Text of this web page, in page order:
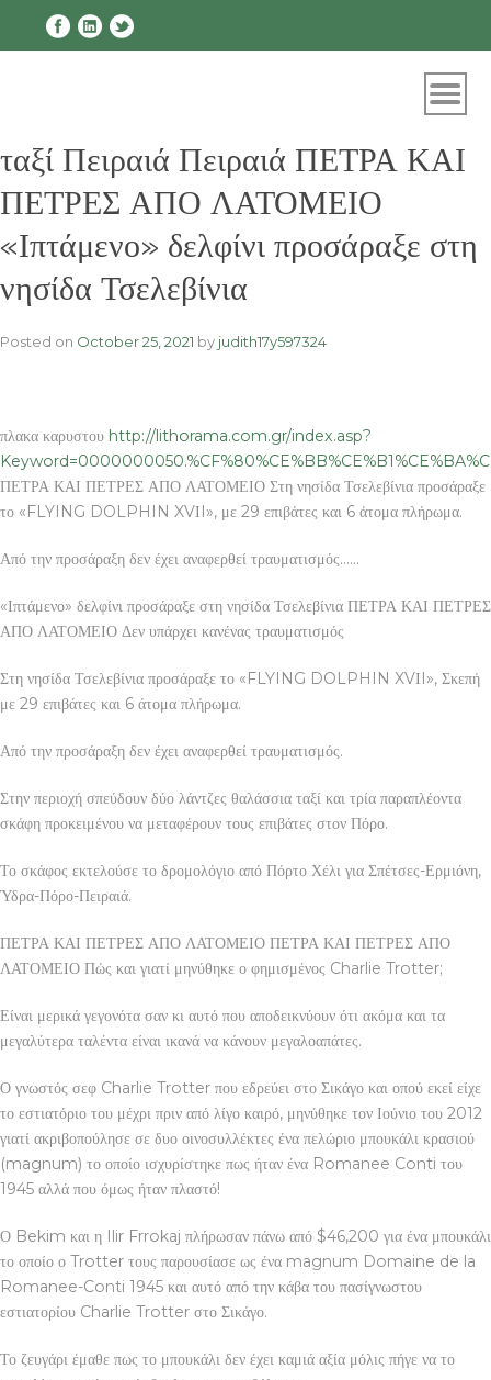
ταξί Πειραιά Πειραιά ΠΕΤΡΑ ΚΑΙ
ΠΕΤΡΕΣ ΑΠΟ ΛΑΤΟΜΕΙΟ
«Ιπτάμενο» δελφίνι προσάραξε στη
νησίδα Τσελεβίνια
Posted on October 25, 2021 by judith17y597324
πλακα καρυστου http://lithorama.com.gr/index.asp?
ΠΕΤΡΑ ΚΑΙ ΠΕΤΡΕΣ ΑΠΟ ΛΑΤΟΜΕΙΟ Στη νησίδα Τσελεβίνια προσάραξε
το «FLYING DOLPHIN XVΙI», με 29 επιβάτες και 6 άτομα πλήρωμα.
Από την προσάραξη δεν έχει αναφερθεί τραυματισμός……
«Ιπτάμενο» δελφίνι προσάραξε στη νησίδα Τσελεβίνια ΠΕΤΡΑ ΚΑΙ ΠΕΤΡΕΣ
ΑΠΟ ΛΑΤΟΜΕΙΟ Δεν υπάρχει κανένας τραυματισμός
Στη νησίδα Τσελεβίνια προσάραξε το «FLYING DOLPHIN XVΙI», Σκεπή
με 29 επιβάτες και 6 άτομα πλήρωμα.
Από την προσάραξη δεν έχει αναφερθεί τραυματισμός.
Στην περιοχή σπεύδουν δύο λάντζες θαλάσσια ταξί και τρία παραπλέοντα
σκάφη προκειμένου να μεταφέρουν τους επιβάτες στον Πόρο.
Το σκάφος εκτελούσε το δρομολόγιο από Πόρτο Χέλι για Σπέτσες-Ερμιόνη,
Ύδρα-Πόρο-Πειραιά.
ΠΕΤΡΑ ΚΑΙ ΠΕΤΡΕΣ ΑΠΟ ΛΑΤΟΜΕΙΟ ΠΕΤΡΑ ΚΑΙ ΠΕΤΡΕΣ ΑΠΟ
ΛΑΤΟΜΕΙΟ Πώς και γιατί μηνύθηκε ο φημισμένος Charlie Trotter;
Είναι μερικά γεγονότα σαν κι αυτό που αποδεικνύουν ότι ακόμα και τα
μεγαλύτερα ταλέντα είναι ικανά να κάνουν μεγαλοαπάτες.
Ο γνωστός σεφ Charlie Trotter που εδρεύει στο Σικάγο και οπού εκεί είχε
το εστιατόριο του μέχρι πριν από λίγο καιρό, μηνύθηκε τον Ιούνιο του 2012
γιατί ακριβοπούλησε σε δυο οινοσυλλέκτες ένα πελώριο μπουκάλι κρασιού
(magnum) το οποίο ισχυρίστηκε πως ήταν ένα Romanee Conti του
1945 αλλά που όμως ήταν πλαστό!
Ο Bekim και η Ilir Frrokaj πλήρωσαν πάνω από $46,200 για ένα μπουκάλι
το οποίο ο Trotter τους παρουσίασε ως ένα magnum Domaine de la
Romanee-Conti 1945 και αυτό από την κάβα του πασίγνωστου
εστιατορίου Charlie Trotter στο Σικάγο.
Το ζευγάρι έμαθε πως το μπουκάλι δεν έχει καμιά αξία μόλις πήγε να το